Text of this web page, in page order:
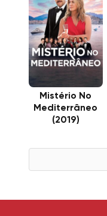
Mistério No
Mediterrâneo
(2019)